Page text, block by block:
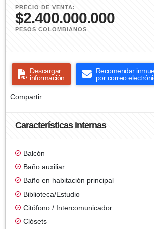
PRECIO DE VENTA:
$2.400.000.000
PESOS COLOMBIANOS
Descargar
información
Recomendar
por correo
Compartir
Características internas
Balcón
Baño auxiliar
Baño en habitación principal
Biblioteca/Estudio
Citófono / Intercomunicador
Clósets